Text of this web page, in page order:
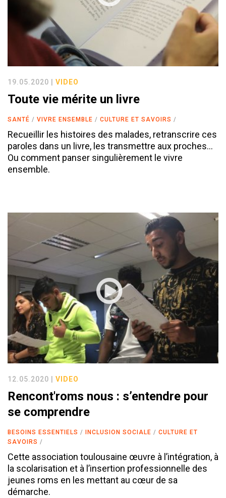
19.05.2020 | VIDEO
Toute vie mérite un livre
SANTÉ VIVRE ENSEMBLE CULTURE ET SAVOIRS
Recueillir les histoires des malades, retranscrire ces
paroles dans un livre, les transmettre aux proches…
Ou comment panser singulièrement le vivre
ensemble.
12.05.2020 | VIDEO
Rencont'roms nous : s’entendre pour
se comprendre
BESOINS ESSENTIELS INCLUSION SOCIALE
CULTURE ET
SAVOIRS
Cette association toulousaine œuvre à l’intégration, à
la scolarisation et à l’insertion professionnelle des
jeunes roms en les mettant au cœur de sa
démarche.